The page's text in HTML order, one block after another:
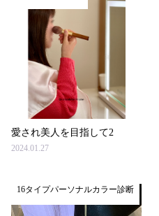
愛され美人を目指して2
2024.01.27
16タイプパーソナルカラー診断